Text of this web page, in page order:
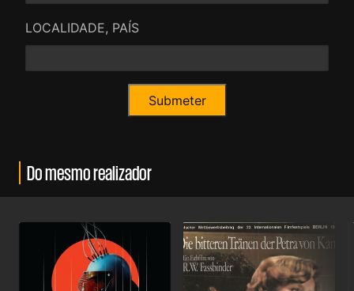
LOCALIDADE, PAÍS
Do mesmo realizador